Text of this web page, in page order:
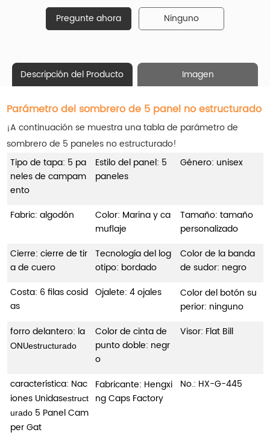
Pregunte ahora
Ninguno
Descripción del Producto Imagen
Parámetro del sombrero de 5 panel no estructurado
¡A continuación se muestra una tabla de parámetro de
sombrero de 5 paneles no estructurado!
Tipo de tapa: 5 pa
neles de campam
ento
Estilo del panel: 5
paneles
Género: unisex
Fabric: algodón
Color: Marina y ca
muflaje
Tamaño: tamaño
personalizado
Cierre: cierre de tir
a de cuero
Tecnología del log
otipo: bordado
Color de la banda
de sudor: negro
Costa: 6 filas cosid
as
Ojalete: 4 ojales
Color del botón su
perior: ninguno
forro delantero: la
ONUestructurado
Color de cinta de
punto doble: negr
o
Visor: Flat Bill
característica: Nac
iones Unidasestruct
urado5 Panel Cam
per Gat
Fabricante: Hengxi
ng Caps Factory
No.: HX-G-445